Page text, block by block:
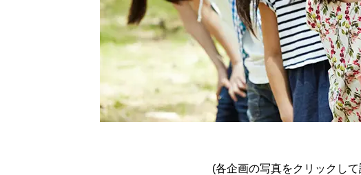
(各企画の写真をクリックし